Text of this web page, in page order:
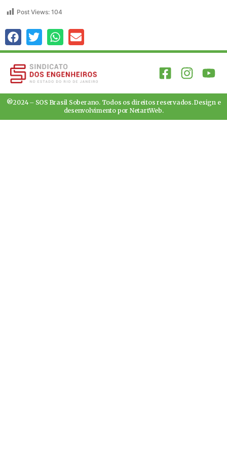
Post Views: 104
®2024 – SOS Brasil Soberano. Todos os direitos reservados. Design e
desenvolvimento por NetartWeb.